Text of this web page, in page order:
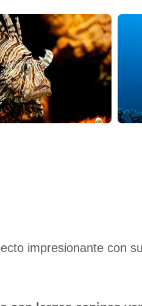
impresionante con